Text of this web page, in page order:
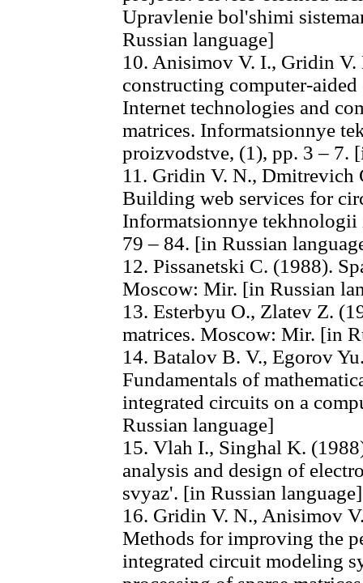
Upravlenie bol'shimi
Russian language]
10. Anisimov V. I., Gridin
constructing computer-aided
Internet technologies and
matrices. Informatsionnye
proizvodstve, (1), pp. 3 – 7.
11. Gridin V. N.,
Building web services for
Informatsionnye
79 – 84. [in Russian
12. Pissanetski C. (1988).
Moscow: Mir. [in Russian
13. Esterbyu O., Zlatev Z.
matrices. Moscow: Mir. [in
14. Batalov B. V., Egorov
Fundamentals of
integrated circuits on a
Russian language]
15. Vlah I., Singhal K.
analysis and design of
svyaz'. [in Russian language]
16. Gridin V. N., Anisimov
Methods for improving the
integrated circuit modeling